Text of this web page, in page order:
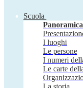
Scuola
Panoramica
I luoghi
Le persone
I numeri
Le carte